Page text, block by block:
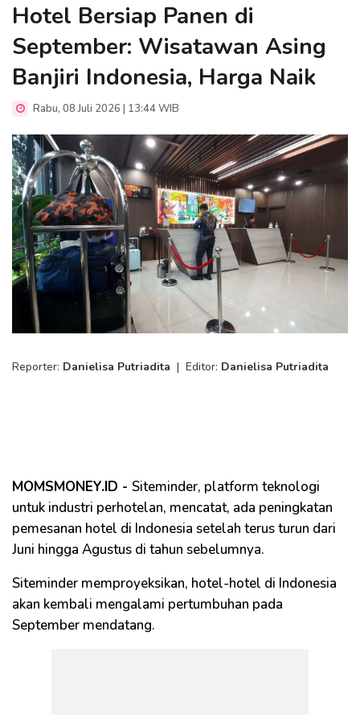
Hotel Bersiap Panen di
September: Wisatawan Asing
Banjiri Indonesia, Harga Naik
Rabu, 08 Juli 2026 | 13:44 WIB
Reporter: Danielisa Putriadita | Editor: Danielisa Putriadita
MOMSMONEY.ID - Siteminder, platform teknologi
untuk industri perhotelan, mencatat, ada peningkatan
pemesanan hotel di Indonesia setelah terus turun dari
Juni hingga Agustus di tahun sebelumnya.
Siteminder memproyeksikan, hotel-hotel di Indonesia
akan kembali mengalami pertumbuhan pada
September mendatang.